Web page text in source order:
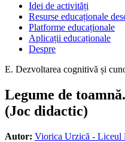
Idei de activități
Resurse educaționale
Platforme educaționale
Aplicații educaționale
Despre
E. Dezvoltarea cognitivă și
Legume de
(Joc didactic)
Autor: Viorica Urzică - Liceul